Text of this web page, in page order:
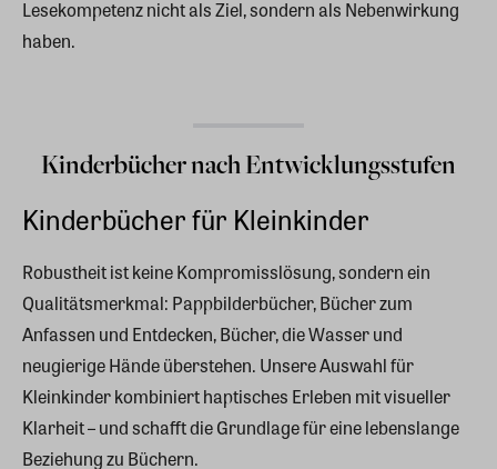
Lesekompetenz nicht als Ziel, sondern als Nebenwirkung
haben.
Kinderbücher nach Entwicklungsstufen
Kinderbücher für Kleinkinder
Robustheit ist keine Kompromisslösung, sondern ein
Qualitätsmerkmal: Pappbilderbücher, Bücher zum
Anfassen und Entdecken, Bücher, die Wasser und
neugierige Hände überstehen. Unsere Auswahl für
Kleinkinder kombiniert haptisches Erleben mit visueller
Klarheit – und schafft die Grundlage für eine lebenslange
Beziehung zu Büchern.